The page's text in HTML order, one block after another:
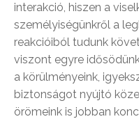
interakció, hiszen a
személyiségünkről a
reakcióiból tudunk
viszont egyre
a körülményeink,
biztonságot nyújtó
örömeink is jobban